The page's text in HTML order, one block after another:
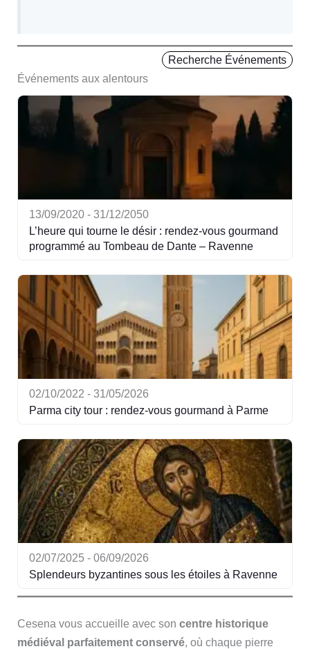
Événements aux alentours
Recherche Événements
13/09/2020 - 31/12/2050
L’heure qui tourne le désir : rendez-vous gourmand
programmé au Tombeau de Dante – Ravenne
02/10/2022 - 31/05/2026
Parma city tour : rendez-vous gourmand à Parme
02/07/2025 - 06/09/2026
Splendeurs byzantines sous les étoiles à Ravenne
Cesena vous accueille avec son centre historique
médiéval parfaitement conservé, où chaque pierre